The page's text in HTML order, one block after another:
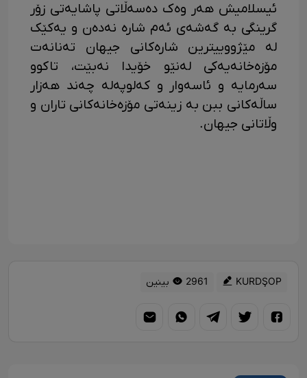
ئیسلامیش هەر وەک دەسەڵاتی پاشایەتی زۆر
گرینگی بە گەشەی ئەم شارە نەدەن و یەکێک
لە مێژووییترین شارەکانی جیهان تەنانەت
مۆزەخانەیەکی لەنێو خۆیدا نەبێت، تاکوو
سەرمایە و ئاسەوار و کەلوپەلە چەند هەزار
ساڵەکانی ببن بە زینەتی مۆزەخانەکانی تاران و
وڵاتانی جیهان.
KURDŞOP 2961 بینین